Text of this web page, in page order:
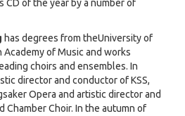
CD of the year by a number of
has degrees from theUniversity of
of Music and works
choirs and ensembles. In
director and conductor of KSS,
Opera and artistic director and
Choir. In the autumn of